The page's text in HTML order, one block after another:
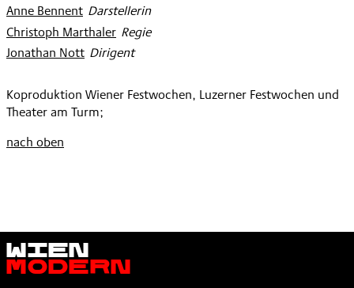
Anne Bennent
: Darstellerin
Christoph Marthaler
: Regie
Jonathan Nott
: Dirigent
Koproduktion Wiener Festwochen, Luzerner Festwochen und
Theater am Turm;
nach oben
Wien
Modern